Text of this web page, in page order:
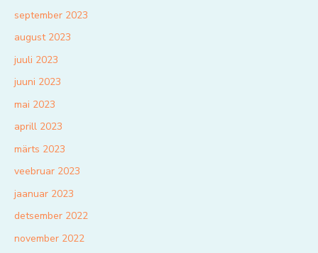
september 2023
august 2023
juuli 2023
juuni 2023
mai 2023
aprill 2023
märts 2023
veebruar 2023
jaanuar 2023
detsember 2022
november 2022